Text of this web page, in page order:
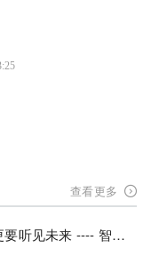
查看更多
【人工耳蜗技术解读】不止听见，更要听见未来 ---- 智能耳蜗，开启人工耳蜗技术新纪元！